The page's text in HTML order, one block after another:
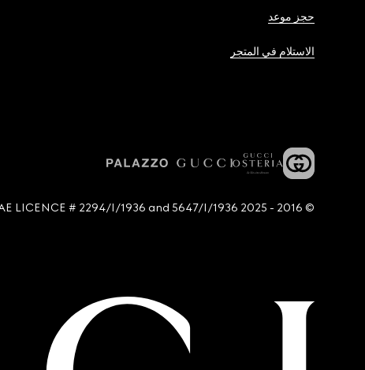
حجز موعد
الاستلام في المتجر
© 2016 - 2025 Guccio Gucci S.p.A. - All rights reserved. SIAE LICENCE # 2294/I/1936 and 5647/I/1936